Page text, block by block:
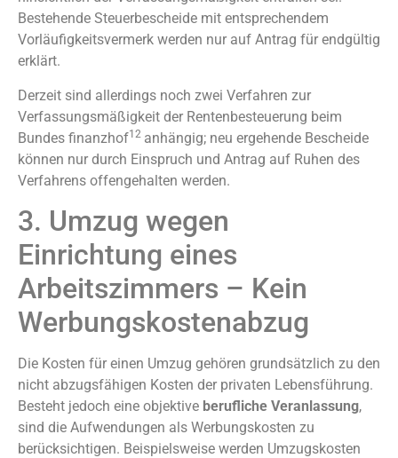
Bestehende Steuerbescheide mit entsprechendem
Vorläufigkeitsvermerk werden nur auf Antrag für endgültig
erklärt.
Derzeit sind allerdings noch zwei Verfahren zur
Verfassungsmäßigkeit der Rentenbesteuerung beim
Bundes finanzhof12 anhängig; neu ergehende Bescheide
können nur durch Einspruch und Antrag auf Ruhen des
Verfahrens offengehalten werden.
3. Umzug wegen
Einrichtung eines
Arbeitszimmers – Kein
Werbungskostenabzug
Die Kosten für einen Umzug gehören grundsätzlich zu den
nicht abzugsfähigen Kosten der privaten Lebensführung.
Besteht jedoch eine objektive berufliche Veranlassung,
sind die Aufwendungen als Werbungskosten zu
berücksichtigen. Beispielsweise werden Umzugskosten